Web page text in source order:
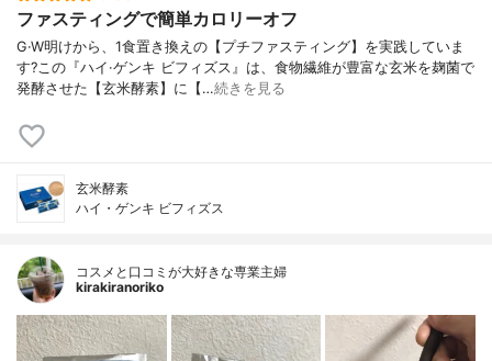
ファスティングで簡単カロリーオフ
G·W明けから、1食置き換えの【プチファスティング】を実践していま
す?この『ハイ·ゲンキ ビフィズス』は、食物繊維が豊富な玄米を麹菌で
発酵させた【玄米酵素】に【…続きを見る
玄米酵素
ハイ・ゲンキ ビフィズス
コスメと口コミが大好きな専業主婦
kirakiranoriko